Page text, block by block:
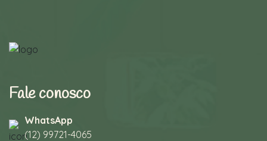
Fale conosco
WhatsApp
(12) 99721-4065